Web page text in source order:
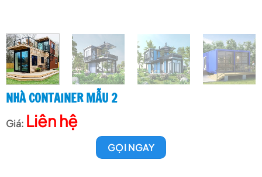
NHÀ CONTAINER MẪU 2
Liên hệ
GỌI NGAY